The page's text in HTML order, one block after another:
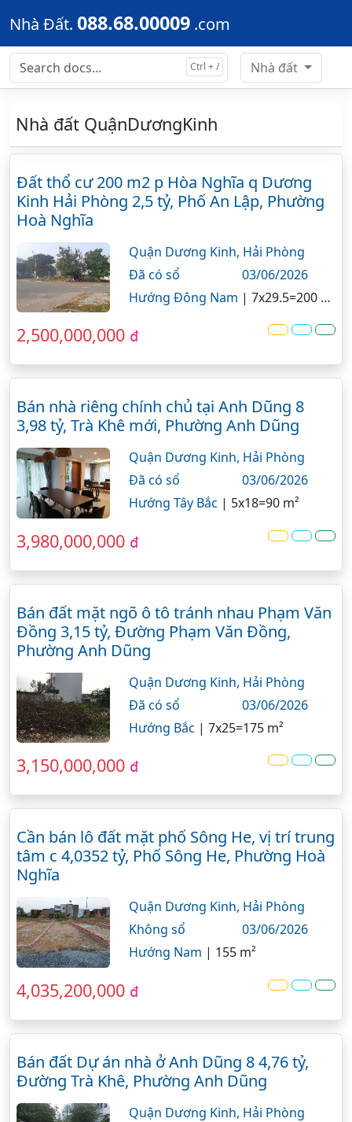
Skip to main content
Nhà Đất. 088.68.00009 .com
Nhà đất
Nhà đất QuậnDươngKinh
Đất thổ cư 200 m2 p Hòa Nghĩa q Dương
Kinh Hải Phòng 2,5 tỷ, Phố An Lập, Phường
Hoà Nghĩa
Quận Dương Kinh, Hải Phòng
Đã có sổ
03/06/2026
Hướng Đông Nam |7x29.5=200 m²
2,500,000,000 đ
Bán nhà riêng chính chủ tại Anh Dũng 8
3,98 tỷ, Trà Khê mới, Phường Anh Dũng
Quận Dương Kinh, Hải Phòng
Đã có sổ
03/06/2026
Hướng Tây Bắc | 5x18=90 m²
3,980,000,000 đ
Bán đất mặt ngõ ô tô tránh nhau Phạm Văn
Đồng 3,15 tỷ, Đường Phạm Văn Đồng,
Phường Anh Dũng
Quận Dương Kinh, Hải Phòng
Đã có sổ
03/06/2026
Hướng Bắc |7x25=175 m²
3,150,000,000 đ
Cần bán lô đất mặt phố Sông He, vị trí trung
tâm c 4,0352 tỷ, Phố Sông He, Phường Hoà
Nghĩa
Quận Dương Kinh, Hải Phòng
Không sổ
03/06/2026
Hướng Nam | 155 m²
4,035,200,000 đ
Bán đất Dự án nhà ở Anh Dũng 8 4,76 tỷ,
Đường Trà Khê, Phường Anh Dũng
Quận Dương Kinh, Hải Phòng